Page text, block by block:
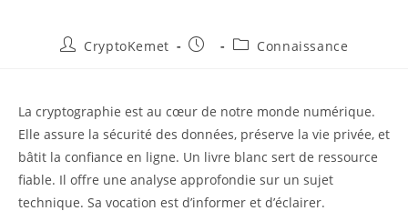
Auteur/autrice
CryptoKemet
Publication
PostConnaissance
La cryptographie est au cœur de notre monde numérique.
Elle assure la sécurité des données, préserve la vie privée, et
bâtit la confiance en ligne. Un livre blanc sert de ressource
fiable. Il offre une analyse approfondie sur un sujet
technique. Sa vocation est d’informer et d’éclairer.